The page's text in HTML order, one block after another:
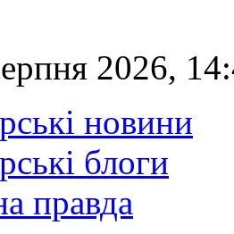
2026,
новини
блоги
правда